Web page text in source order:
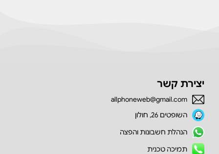
יצירת קשר
allphoneweb@gmail.com
השופטים 26, חולון
הנהלת חשבונות והפצה
תמיכה טכנית